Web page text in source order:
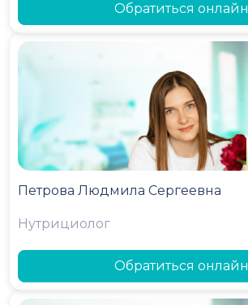
Обратиться онлайн
Петрова Людмила Сергеевна
Нутрициолог
Обратиться онлайн